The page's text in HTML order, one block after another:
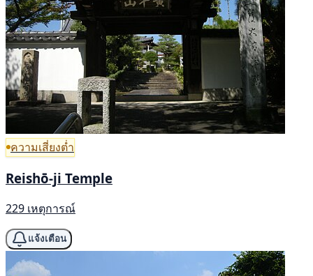
ความเสี่ยงต่ำ
Reishō-ji Temple
229 เหตุการณ์
แจ้งเตือน